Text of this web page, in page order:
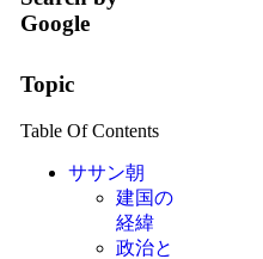
Google
Topic
Table Of Contents
ササン朝
建国の
経緯
政治と